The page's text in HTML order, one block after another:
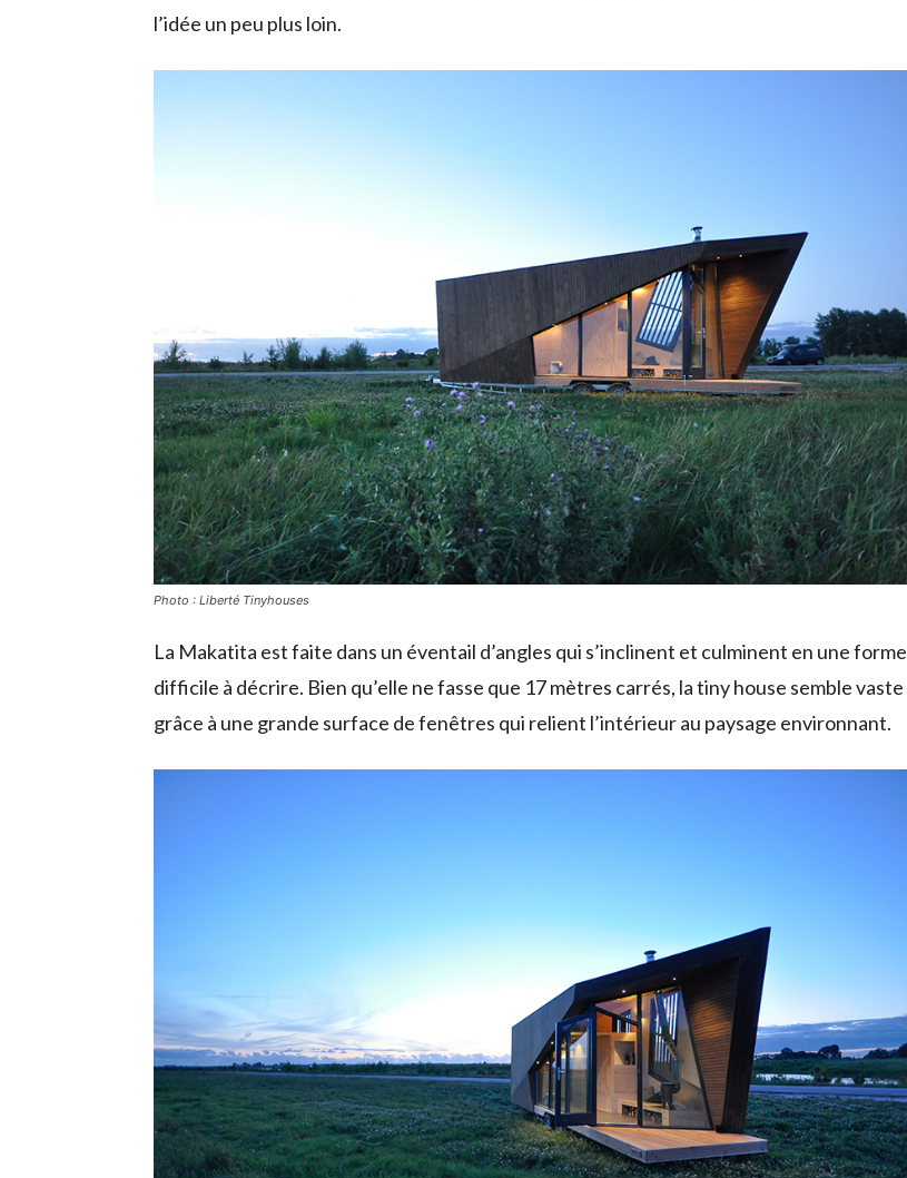
l’idée un peu plus loin.
Photo : Liberté Tinyhouses
La Makatita est faite dans un éventail d’angles qui s’inclinent et culminent en une forme
difficile à décrire. Bien qu’elle ne fasse que 17 mètres carrés, la tiny house semble vaste
grâce à une grande surface de fenêtres qui relient l’intérieur au paysage environnant.